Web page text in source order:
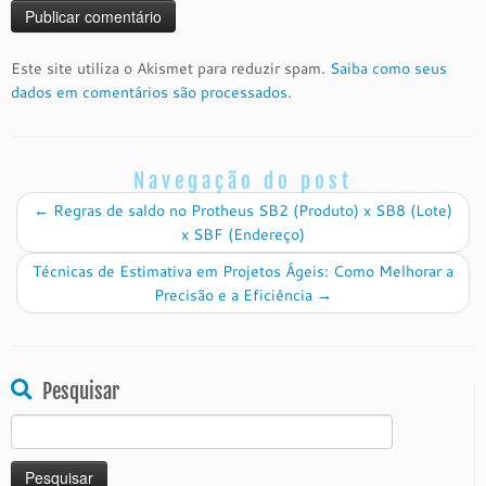
Este site utiliza o Akismet para reduzir spam. Saiba como seus
dados em comentários são processados.
Navegação do post
← Regras de saldo no Protheus SB2 (Produto) x SB8 (Lote)
x SBF (Endereço)
Técnicas de Estimativa em Projetos Ágeis: Como Melhorar a
Precisão e a Eficiência →
Pesquisar
por: